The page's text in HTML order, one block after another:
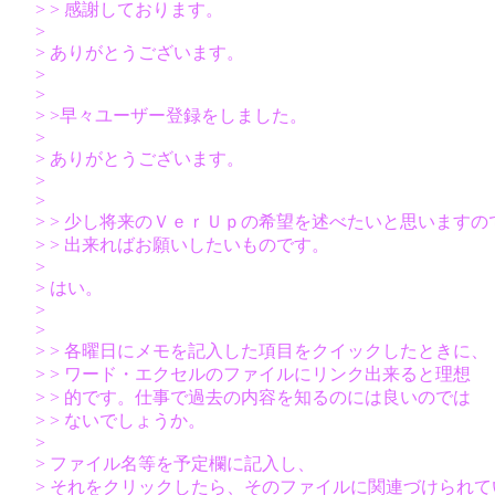
> > 感謝しております。
>
> ありがとうございます。
>
>
> >早々ユーザー登録をしました。
>
> ありがとうございます。
>
>
> > 少し将来のＶｅｒＵｐの希望を述べたいと思いますの
> > 出来ればお願いしたいものです。
>
> はい。
>
>
> > 各曜日にメモを記入した項目をクイックしたときに、
> > ワード・エクセルのファイルにリンク出来ると理想
> > 的です。仕事で過去の内容を知るのには良いのでは
> > ないでしょうか。
>
> ファイル名等を予定欄に記入し、
> それをクリックしたら、そのファイルに関連づけられて